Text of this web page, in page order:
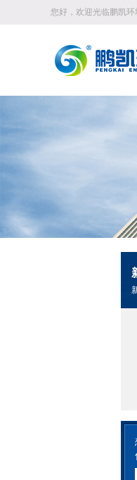
您好，欢迎光临鹏凯环